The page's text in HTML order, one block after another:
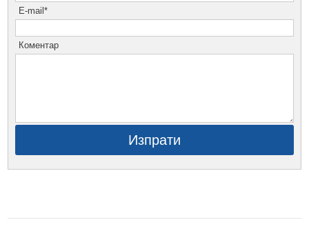
E-mail*
Коментар
Изпрати